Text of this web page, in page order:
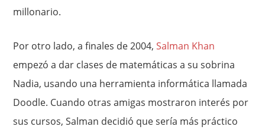
millonario.
Por otro lado, a finales de 2004,Salman Khan
empezó a dar clases de matemáticas a su sobrina
Nadia, usando una herramienta informática llamada
Doodle. Cuando otras amigas mostraron interés por
sus cursos, Salman decidió que sería más práctico